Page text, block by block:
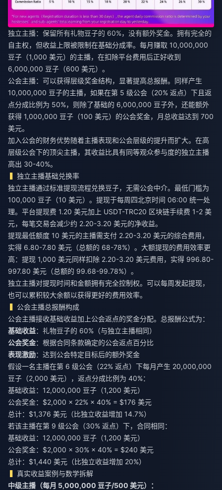
独立主播：保留所有礼物豆子的 60%，没有额外奖金。拥有完全的
自主权，但收益上限被限制在基础分成率。每月赚取 10,000,000
豆子（1,000 美元）的主播，在扣除平台费用后正好收到
6,000,000 豆子（600 美元）。
公会主播：可以获得层级奖金结构，显著提高总报酬。同样产生
10,000,000 豆子的主播，如果在第 5 级公会（20% 返点）下且返
点分成比例为 50%，则除了基础的 6,000,000 豆子外，还能额外
获得 1,000,000 豆子（100 美元）的公会奖金，月总收益达到 700
美元。
加入公会的财务优势随着主播表现和公会层级的提升而扩大。在高
层级公会下的顶尖主播，其收益比具有同等观众参与度的独立主播
高出 30-40%。
独立主播基础兑换率
独立主播通过标准提现流程兑换豆子，无需公会中介。最低门槛为
100,000 豆子（10 美元）。提现于每周四北京时间 06:00 统一处
理。平台提现费 1.20 美元加上 USDT-TRC20 区块链手续费 1-2 美
元，每笔交易会减少约 2.20-3.20 美元的净收益。
提现最低额度 10 美元的主播需支付 2.20-3.20 美元的综合费用，
实得 6.80-7.80 美元（总额的 68-78%）。大额提现的费用效率更
高：提现 1,000 美元同样扣除 2.20-3.20 美元费用，实得 996.80-
997.80 美元（总额的 99.68-99.78%）。
独立主播对提现时间和金额拥有完全控制权。可以每周发起提现，
也可以累积较大余额以获得更好的费用效率。
公会主播总报酬构成
公会主播接收基础收益加上公会返点的奖金分配。总报酬公式为：
基础收益：礼物豆子的 60%（与独立主播相同）
公会奖金：根据合同条款确定的公会返点百分比
表现激励：达到公会特定目标后的额外奖金
假设一名主播在第 6 级公会（22% 返点）下每月产生 20,000,000
豆子（2,000 美元），返点分成比例为 40%：
基础收益：12,000,000 豆子（1,200 美元）
公会奖金：$2,000 × 22% × 40% = $176 美元
总计：$1,376 美元（比独立收益增加 14.7%）
若该主播在第 9 级公会（30% 返点）下，合同相同：
基础收益：12,000,000 豆子（1,200 美元）
公会奖金：$2,000 × 30% × 40% = $240 美元
总计：$1,440 美元（比独立收益增加 20%）
真实收益案例与数学拆解
中级主播（每月 5,000,000 豆子/500 美元）：